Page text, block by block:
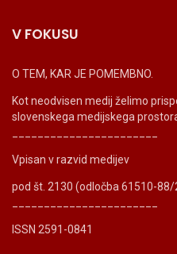
V FOKUSU
O TEM, KAR JE POMEMBNO.
Kot neodvisen medij želimo
slovenskega medijskega
Vpisan v razvid medijev
pod št. 2130 (odločba 61510-
ISSN 2591-0841